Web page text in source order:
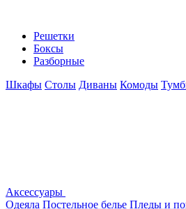
Решетки
Боксы
Разборные
Шкафы Столы Диваны Комоды
Аксессуары
Одеяла Постельное белье Пледы и